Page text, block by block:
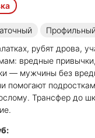
рубят дрова,
вредные
— мужчины без
помогают
Трансфер до
: